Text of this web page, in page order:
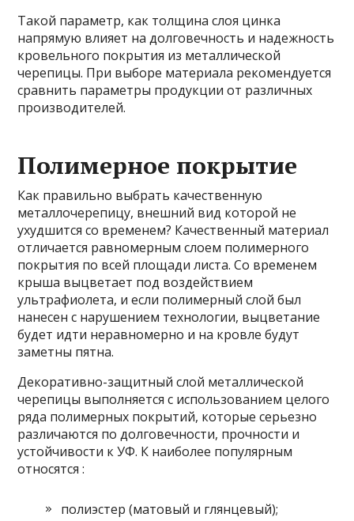
Такой параметр, как толщина слоя цинка
напрямую влияет на долговечность и надежность
кровельного покрытия из металлической
черепицы. При выборе материала рекомендуется
сравнить параметры продукции от различных
производителей.
Полимерное покрытие
Как правильно выбрать качественную
металлочерепицу, внешний вид которой не
ухудшится со временем? Качественный материал
отличается равномерным слоем полимерного
покрытия по всей площади листа. Со временем
крыша выцветает под воздействием
ультрафиолета, и если полимерный слой был
нанесен с нарушением технологии, выцветание
будет идти неравномерно и на кровле будут
заметны пятна.
Декоративно-защитный слой металлической
черепицы выполняется с использованием целого
ряда полимерных покрытий, которые серьезно
различаются по долговечности, прочности и
устойчивости к УФ. К наиболее популярным
относятся :
полиэстер (матовый и глянцевый);